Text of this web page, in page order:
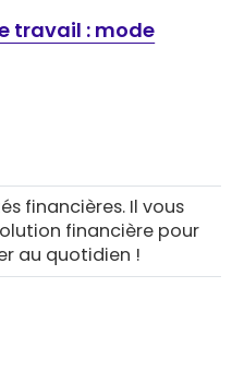
travail : mode
financières. Il vous
financière pour
au quotidien !